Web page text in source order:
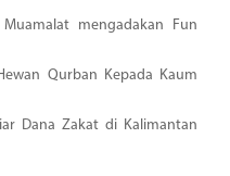
mengadakan Fun
Qurban Kepada Kaum
Dana Zakat di Kalimantan